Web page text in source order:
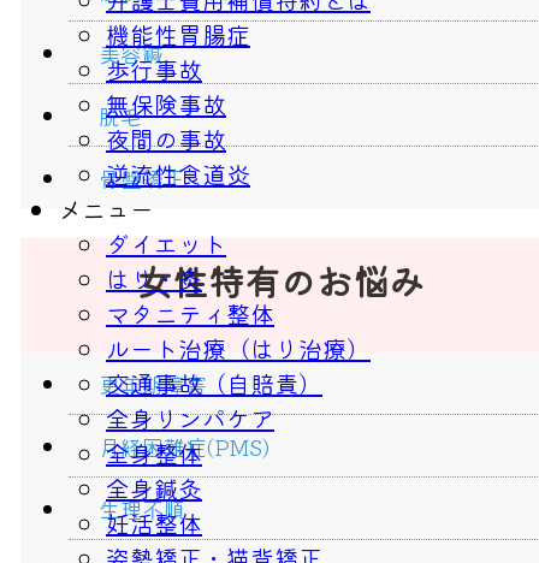
機能性胃腸症
歩行事故
無保険事故
夜間の事故
逆流性食道炎
メニュー
ダイエット
はり・灸
マタニティ整体
ルート治療（はり治療）
交通事故（自賠責）
全身リンパケア
全身整体
全身鍼灸
妊活整体
美容鍼
脱毛
骨盤矯正
女性特有のお悩み
更年期障害
月経困難症(PMS)
生理不順